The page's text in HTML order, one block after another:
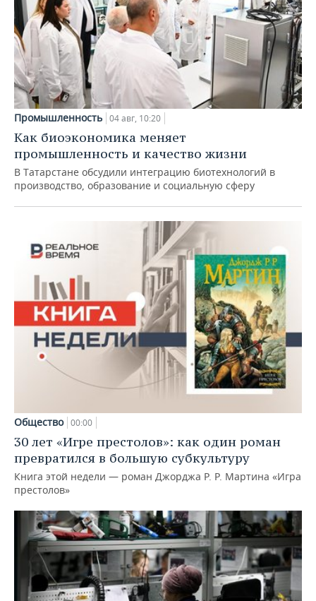
Промышленность 04 авг, 10:20
Как биоэкономика меняет
промышленность и качество жизни
В Татарстане обсудили интеграцию биотехнологий в
производство, образование и социальную сферу
Общество 00:00
30 лет «Игре престолов»: как один роман
превратился в большую субкультуру
Книга этой недели — роман Джорджа Р. Р. Мартина «Игра
престолов»